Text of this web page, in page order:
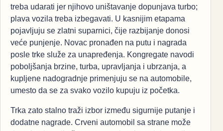
treba udarati jer njihovo uništavanje dopunjava turbo;
plava vozila treba izbegavati. U kasnijim etapama
pojavljuju se zlatni suparnici, čije razbijanje donosi
veće punjenje. Novac pronađen na putu i nagrada
posle trke služe za unapređenja. Kongregate navodi
poboljšanja brzine, turba, upravljanja i ubrzanja, a
kupljene nadogradnje primenjuju se na automobile,
umesto da se za svako vozilo kupuju iz početka.
Trka zato stalno traži izbor između sigurnije putanje i
dodatne nagrade. Crveni automobil sa strane može